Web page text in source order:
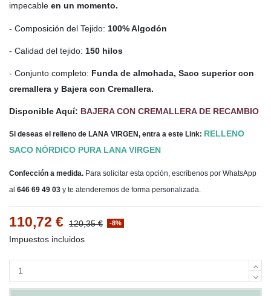
impecable en un momento.
- Composición del Tejido: 100% Algodón
- Calidad del tejido: 150 hilos
- Conjunto completo: Funda de almohada, Saco superior con
cremallera y Bajera con Cremallera.
Disponible Aquí: BAJERA CON CREMALLERA DE RECAMBIO
Si deseas el relleno de LANA VIRGEN, entra a este Link: RELLENO
SACO NÓRDICO PURA LANA VIRGEN
Confección a medida. Para solicitar esta opción, escríbenos por WhatsApp
al 646 69 49 03 y te atenderemos de forma personalizada.
110,72 € 120,35 € -8%
Impuestos incluidos